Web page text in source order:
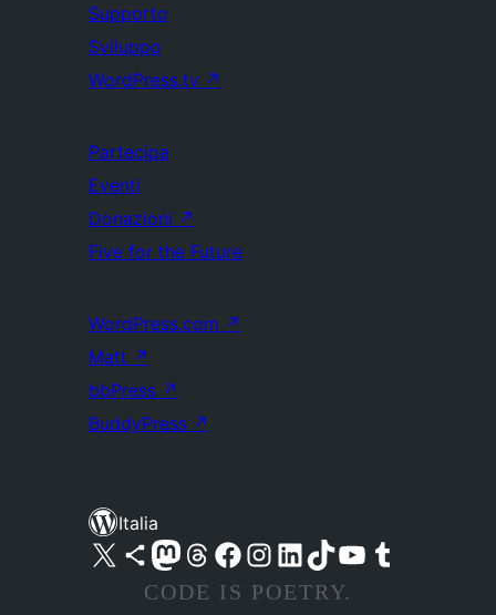
Supporto
Sviluppo
WordPress.tv ↗
Partecipa
Eventi
Donazioni ↗
Five for the Future
WordPress.com ↗
Matt ↗
bbPress ↗
BuddyPress ↗
Italia
Visita il nostro account X (ex Twitter)
Visita il nostro account Bluesky
Visita il nostro account Mastodon
Visita il nostro account Threads
Visita la nostra pagina Facebook
Visita il nostro account Instagram
Visita il nostro account LinkedIn
Visita il nostro account TikTok
Visita il nostro canale YouTube
Visita il nostro account Tumblr
CODE IS POETRY.